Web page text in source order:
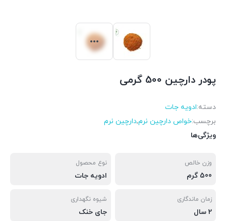
پودر دارچین 500 گرمی
دسته:ادویه جات
برچسب:خواص دارچین نرم,دارچین نرم
ویژگی‌ها
وزن خالص
500 گرم
نوع محصول
ادویه جات
زمان ماندگاری
2 سال
شیوه نگهداری
جای خنک